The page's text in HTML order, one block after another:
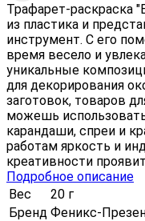
Трафарет-раскраска
из пластика и
инструмент. С его
время весело и
уникальные
для декорирования
заготовок, товаров
можешь
карандаши, спреи и
работам яркость и
креативности
Подробное описание
Вес
20 г
Бренд Феникс-